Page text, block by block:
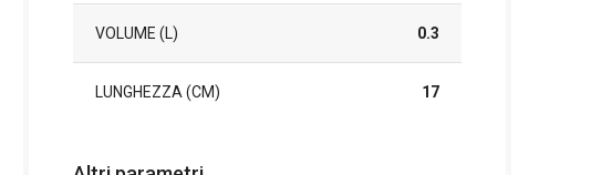
VOLUME (L) 0.3
LUNGHEZZA (CM) 17